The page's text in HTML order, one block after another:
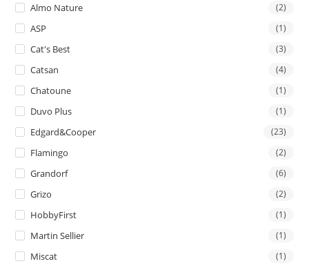
Almo Nature (2)
ASP (1)
Cat's Best (3)
Catsan (4)
Chatoune (1)
Duvo Plus (1)
Edgard&Cooper (23)
Flamingo (2)
Grandorf (6)
Grizo (2)
HobbyFirst (1)
Martin Sellier (1)
Miscat (1)